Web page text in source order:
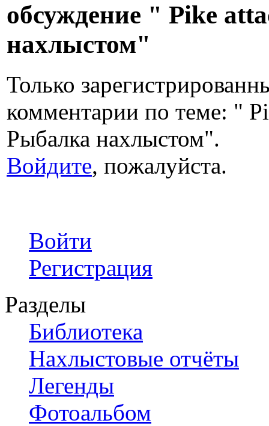
обсуждение " Pike
нахлыстом"
Только
комментарии по теме: "
Рыбалка нахлыстом".
Войдите, пожалуйста.
Войти
Регистрация
Разделы
Библиотека
Нахлыстовые отчёты
Легенды
Фотоальбом